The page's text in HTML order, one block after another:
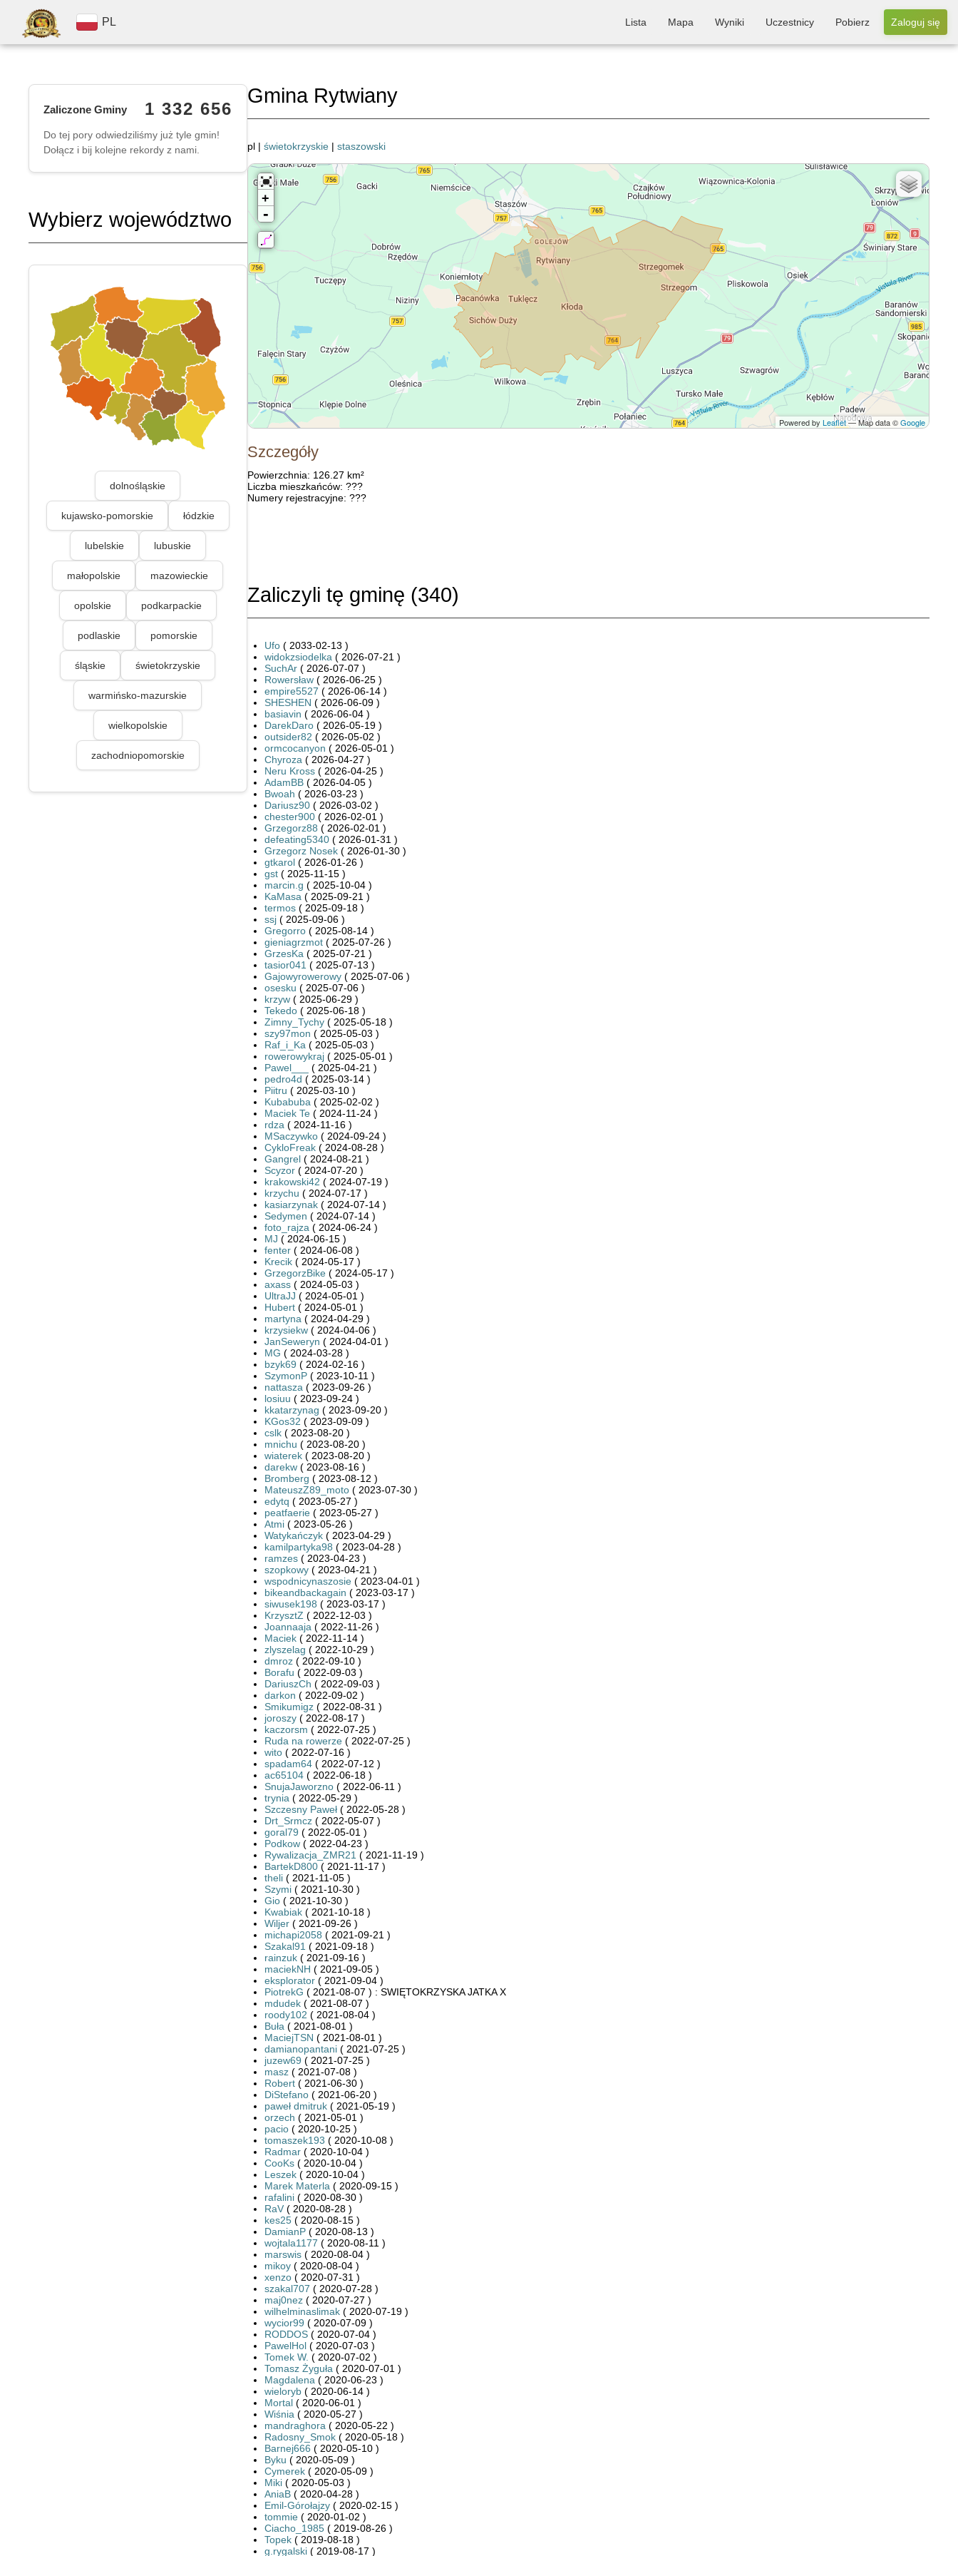
PL Lista Mapa Wyniki Uczestnicy Pobierz Zaloguj się
Zaliczone Gminy 1 332 656
Do tej pory odwiedziliśmy już tyle gmin!
Dołącz i bij kolejne rekordy z nami.
Wybierz województwo
dolnośląskie
kujawsko-pomorskie łódzkie
lubelskie lubuskie
małopolskie mazowieckie
opolskie podkarpackie
podlaskie pomorskie
śląskie świetokrzyskie
warmińsko-mazurskie
wielkopolskie
zachodniopomorskie
Gmina Rytwiany
pl | świetokrzyskie| staszowski
+
-
Powered by Leaflet— Map data ©Google
Szczegóły
Powierzchnia: 126.27 km²
Liczba mieszkańców: ???
Numery rejestracyjne: ???
Zaliczyli tę gminę (340)
Ufo( 2033-02-13 )
widokzsiodelka ( 2026-07-21 )
SuchAr( 2026-07-07 )
Rowersław( 2026-06-25 )
empire5527 ( 2026-06-14 )
SHESHEN ( 2026-06-09 )
basiavin ( 2026-06-04 )
DarekDaro( 2026-05-19 )
outsider82 ( 2026-05-02 )
ormcocanyon ( 2026-05-01 )
Chyroza ( 2026-04-27 )
Neru Kross( 2026-04-25 )
AdamBB( 2026-04-05 )
Bwoah ( 2026-03-23 )
Dariusz90( 2026-03-02 )
chester900( 2026-02-01 )
Grzegorz88 ( 2026-02-01 )
defeating5340( 2026-01-31 )
Grzegorz Nosek( 2026-01-30 )
gtkarol( 2026-01-26 )
gst( 2025-11-15 )
marcin.g ( 2025-10-04 )
KaMasa ( 2025-09-21 )
termos( 2025-09-18 )
ssj( 2025-09-06 )
Gregorro( 2025-08-14 )
gieniagrzmot( 2025-07-26 )
GrzesKa ( 2025-07-21 )
tasior041 ( 2025-07-13 )
Gajowyrowerowy( 2025-07-06 )
osesku ( 2025-07-06 )
krzyw( 2025-06-29 )
Tekedo( 2025-06-18 )
Zimny_Tychy( 2025-05-18 )
szy97mon ( 2025-05-03 )
Raf_i_Ka ( 2025-05-03 )
rowerowykraj( 2025-05-01 )
Pawel___
( 2025-04-21 )
pedro4d ( 2025-03-14 )
Piitru ( 2025-03-10 )
Kubabuba ( 2025-02-02 )
Maciek Te( 2024-11-24 )
rdza ( 2024-11-16 )
MSaczywko( 2024-09-24 )
CykloFreak( 2024-08-28 )
Gangrel( 2024-08-21 )
Scyzor( 2024-07-20 )
krakowski42 ( 2024-07-19 )
krzychu ( 2024-07-17 )
kasiarzynak( 2024-07-14 )
Sedymen ( 2024-07-14 )
foto_rajza ( 2024-06-24 )
MJ ( 2024-06-15 )
fenter( 2024-06-08 )
Krecik( 2024-05-17 )
GrzegorzBike( 2024-05-17 )
axass( 2024-05-03 )
UltraJJ ( 2024-05-01 )
Hubert( 2024-05-01 )
martyna ( 2024-04-29 )
krzysiekw( 2024-04-06 )
JanSeweryn ( 2024-04-01 )
MG ( 2024-03-28 )
bzyk69 ( 2024-02-16 )
SzymonP( 2023-10-11 )
nattasza ( 2023-09-26 )
losiuu ( 2023-09-24 )
kkatarzynag ( 2023-09-20 )
KGos32 ( 2023-09-09 )
cslk( 2023-08-20 )
mnichu ( 2023-08-20 )
wiaterek( 2023-08-20 )
darekw( 2023-08-16 )
Bromberg ( 2023-08-12 )
MateuszZ89_moto( 2023-07-30 )
edytq ( 2023-05-27 )
peatfaerie( 2023-05-27 )
Atmi( 2023-05-26 )
Watykańczyk( 2023-04-29 )
kamilpartyka98 ( 2023-04-28 )
ramzes( 2023-04-23 )
szopkowy( 2023-04-21 )
wspodnicynaszosie( 2023-04-01 )
bikeandbackagain ( 2023-03-17 )
siwusek198 ( 2023-03-17 )
KrzysztZ ( 2022-12-03 )
Joannaaja ( 2022-11-26 )
Maciek( 2022-11-14 )
zlyszelag ( 2022-10-29 )
dmroz( 2022-09-10 )
Borafu ( 2022-09-03 )
DariuszCh ( 2022-09-03 )
darkon ( 2022-09-02 )
Smikumigz( 2022-08-31 )
joroszy( 2022-08-17 )
kaczorsm ( 2022-07-25 )
Ruda na rowerze( 2022-07-25 )
wito( 2022-07-16 )
spadam64( 2022-07-12 )
ac65104( 2022-06-18 )
SnujaJaworzno( 2022-06-11 )
trynia ( 2022-05-29 )
Szczesny Paweł ( 2022-05-28 )
Drt_Srmcz( 2022-05-07 )
goral79 ( 2022-05-01 )
Podkow( 2022-04-23 )
Rywalizacja_ZMR21 ( 2021-11-19 )
BartekD800( 2021-11-17 )
theli( 2021-11-05 )
Szymi( 2021-10-30 )
Gio( 2021-10-30 )
Kwabiak( 2021-10-18 )
Wiljer( 2021-09-26 )
michapi2058 ( 2021-09-21 )
Szakal91 ( 2021-09-18 )
rainzuk( 2021-09-16 )
maciekNH ( 2021-09-05 )
eksplorator( 2021-09-04 )
PiotrekG ( 2021-08-07 ) : SWIĘTOKRZYSKA JATKA X
mdudek( 2021-08-07 )
roody102 ( 2021-08-04 )
Buła ( 2021-08-01 )
MaciejTSN ( 2021-08-01 )
damianopantani( 2021-07-25 )
juzew69 ( 2021-07-25 )
masz( 2021-07-08 )
Robert( 2021-06-30 )
DiStefano( 2021-06-20 )
paweł dmitruk( 2021-05-19 )
orzech ( 2021-05-01 )
pacio( 2020-10-25 )
tomaszek193 ( 2020-10-08 )
Radmar( 2020-10-04 )
CooKs( 2020-10-04 )
Leszek( 2020-10-04 )
Marek Materla ( 2020-09-15 )
rafalini( 2020-08-30 )
RaV( 2020-08-28 )
kes25( 2020-08-15 )
DamianP( 2020-08-13 )
wojtala1177 ( 2020-08-11 )
marswis( 2020-08-04 )
mikoy( 2020-08-04 )
xenzo( 2020-07-31 )
szakal707 ( 2020-07-28 )
maj0nez( 2020-07-27 )
wilhelminaslimak( 2020-07-19 )
wycior99 ( 2020-07-09 )
RODDOS( 2020-07-04 )
PawelHol( 2020-07-03 )
Tomek W. ( 2020-07-02 )
Tomasz Żyguła ( 2020-07-01 )
Magdalena ( 2020-06-23 )
wieloryb( 2020-06-14 )
Mortal( 2020-06-01 )
Wiśnia ( 2020-05-27 )
mandraghora ( 2020-05-22 )
Radosny_Smok( 2020-05-18 )
Barnej666 ( 2020-05-10 )
Byku ( 2020-05-09 )
Cymerek( 2020-05-09 )
Miki( 2020-05-03 )
AniaB( 2020-04-28 )
Emil-Górołajzy( 2020-02-15 )
tommie( 2020-01-02 )
Ciacho_1985( 2019-08-26 )
Topek( 2019-08-18 )
g.rygalski( 2019-08-17 )